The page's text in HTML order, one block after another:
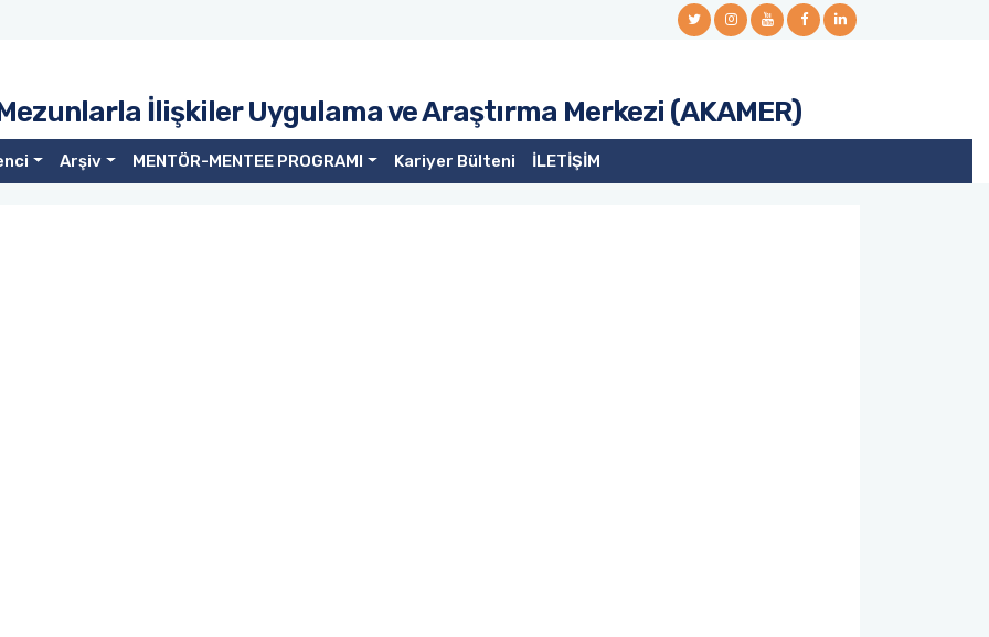
İlişkiler Uygulama ve Araştırma Merkezi (AKAMER)
Arşiv MENTÖR-MENTEE PROGRAMI Kariyer Bülteni İLETİŞİM